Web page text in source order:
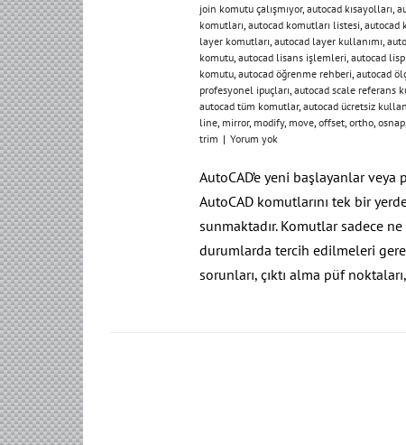
join komutu çalışmıyor, autocad kısayolları
komutları autocad komutları listesi autocad
layer komutları autocad layer kullanımı
komutu autocad lisans işlemleri autocad lisp
komutu autocad öğrenme rehberi autocad
profesyonel ipuçları autocad scale referans
autocad tüm komutlar, autocad ücretsiz
line mirror, modify, move offset ortho osnap
trim | Yorum yok
AutoCAD’e yeni başlayanlar
AutoCAD komutlarını tek bir
sunmaktadır. Komutlar sadece
durumlarda tercih edilmeleri
sorunları, çıktı alma püf